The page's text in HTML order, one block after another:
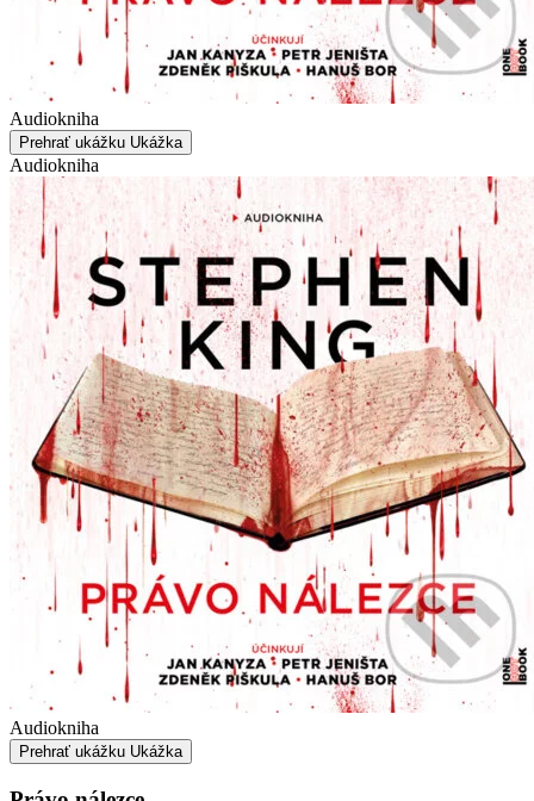
Audiokniha
Prehrať ukážku Ukážka
Audiokniha
Audiokniha
Prehrať ukážku Ukážka